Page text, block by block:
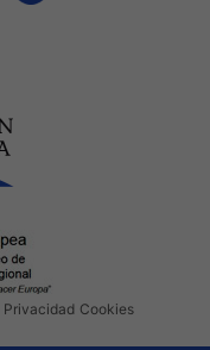
Privacidad Cookies